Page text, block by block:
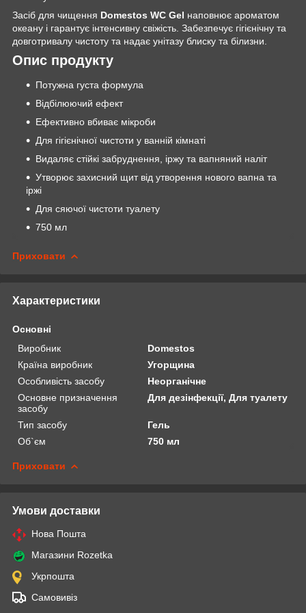
Засіб для чищення Domestos WC Gel наповнює ароматом
океану і гарантує інтенсивну свіжість. Забезпечує гігієнічну та
довготривалу чистоту та надає унітазу блиску та білизни.
Опис продукту
Потужна густа формула
Відбілюючий ефект
Ефективно вбиває мікроби
Для гігієнічної чистоти у ванній кімнаті
Видаляє стійкі забруднення, іржу та вапняний наліт
Утворює захисний щит від утворення нового вапна та
іржі
Для сяючої чистоти туалету
750 мл
Приховати
Характеристики
Основні
Виробник
Domestos
Країна виробник
Угорщина
Особливість засобу
Неорганічне
Основне призначення
засобу
Для дезінфекції, Для туалету
Тип засобу
Гель
Об`єм
750 мл
Приховати
Умови доставки
Нова Пошта
Магазини Rozetka
Укрпошта
Самовивіз